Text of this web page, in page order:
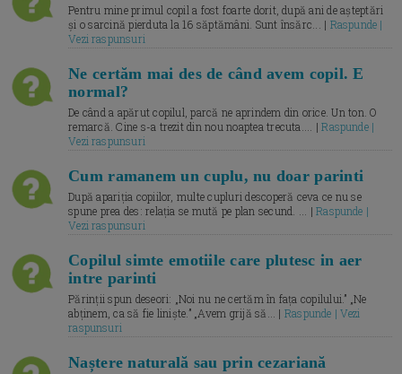
Pentru mine primul copil a fost foarte dorit, după ani de așteptări
și o sarcină pierduta la 16 săptămâni. Sunt însărc... | Raspunde |
Vezi raspunsuri
Ne certăm mai des de când avem copil. E
normal?
De când a apărut copilul, parcă ne aprindem din orice. Un ton. O
remarcă. Cine s-a trezit din nou noaptea trecuta.... |Raspunde |
Vezi raspunsuri
Cum ramanem un cuplu, nu doar parinti
După apariția copiilor, multe cupluri descoperă ceva ce nu se
spune prea des: relația se mută pe plan secund. ... |Raspunde |
Vezi raspunsuri
Copilul simte emotiile care plutesc in aer
intre parinti
Părinții spun deseori: „Noi nu ne certăm în fața copilului.” „Ne
abținem, ca să fie liniște.” „Avem grijă să... | Raspunde | Vezi
raspunsuri
Naștere naturală sau prin cezariană